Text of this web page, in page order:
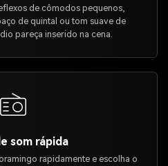
de cômodos pequenos,
de quintal ou tom suave de
pareça inserido na cena.
som rápida
rapidamente e escolha o